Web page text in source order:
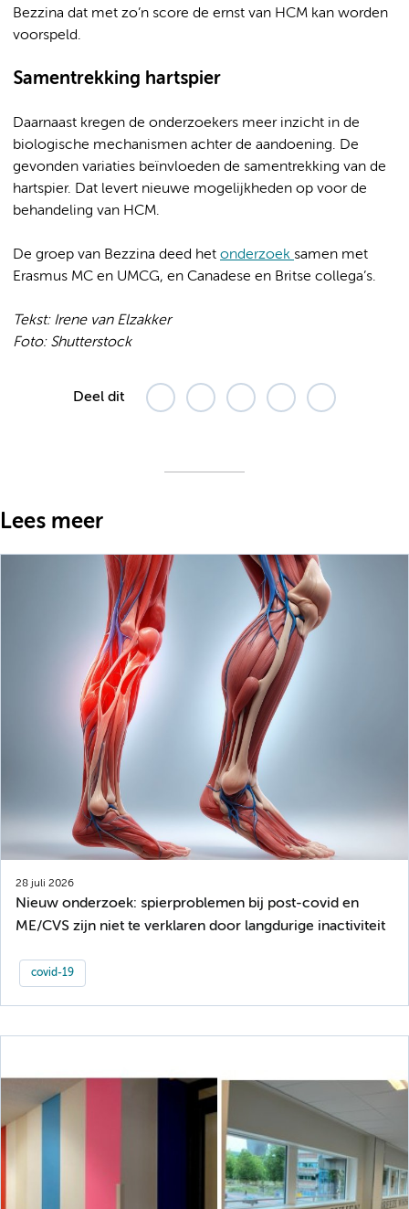
Bezzina dat met zo’n score de ernst van HCM kan worden
voorspeld.
Samentrekking hartspier
Daarnaast kregen de onderzoekers meer inzicht in de
biologische mechanismen achter de aandoening. De
gevonden variaties beïnvloeden de samentrekking van de
hartspier. Dat levert nieuwe mogelijkheden op voor de
behandeling van HCM.
De groep van Bezzina deed het onderzoek samen met
Erasmus MC en UMCG, en Canadese en Britse collega’s.
Tekst: Irene van Elzakker
Foto: Shutterstock
Deel dit
Lees meer
28 juli 2026
Nieuw onderzoek: spierproblemen bij post-covid en
ME/CVS zijn niet te verklaren door langdurige inactiviteit
covid-19